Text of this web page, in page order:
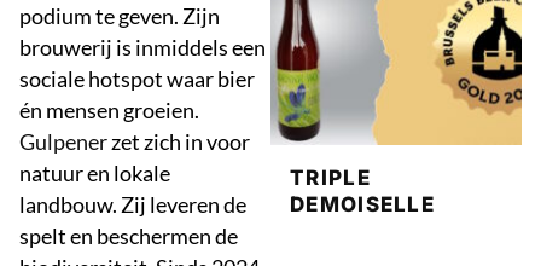
podium te geven. Zijn
brouwerij is inmiddels een
sociale hotspot waar bier
én mensen groeien.
Gulpenerzet zich in voor
natuur en lokale
landbouw. Zij leveren de
spelt en beschermen de
TRIPLE
DEMOISELLE